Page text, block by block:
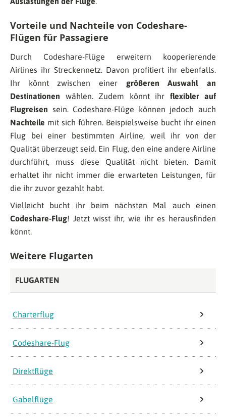
Vorteile und Nachteile von Codeshare-
Flügen für Passagiere
Durch Codeshare-Flüge erweitern kooperierende
Airlines ihr Streckennetz. Davon profitiert ihr ebenfalls.
Ihr könnt zwischen einer größeren Auswahl an
Destinationen wählen. Zudem könnt ihr flexibler auf
Flugreisen sein. Codeshare-Flüge können jedoch auch
Nachteile mit sich führen. Beispielsweise bucht ihr einen
Flug bei einer bestimmten Airline, weil ihr von der
Qualität überzeugt seid. Ein Flug, den eine andere Airline
durchführt, muss diese Qualität nicht bieten. Damit
erhaltet ihr nicht immer die erwarteten Leistungen, für
die ihr zuvor gezahlt habt.
Vielleicht bucht ihr beim nächsten Mal auch einen
Codeshare-Flug! Jetzt wisst ihr, wie ihr es herausfinden
könnt.
Weitere Flugarten
FLUGARTEN
Charterflug
Codeshare-Flug
Direktflüge
Gabelflüge